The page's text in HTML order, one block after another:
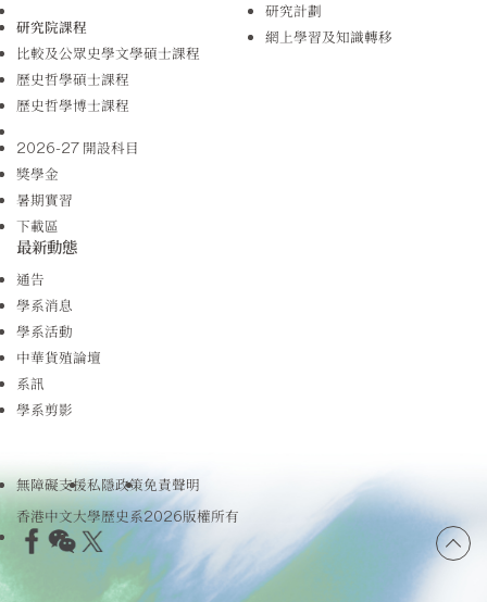
研究院課程
比較及公眾史學文學碩士課程
歷史哲學碩士課程
歷史哲學博士課程
2026-27 開設科目
獎學金
暑期實習
下載區
研究計劃
網上學習及知識轉移
最新動態
通告
學系消息
學系活動
中華貨殖論壇
系訊
學系剪影
無障礙支援私隱政策免責聲明
香港中文大學歷史系2026版權所有